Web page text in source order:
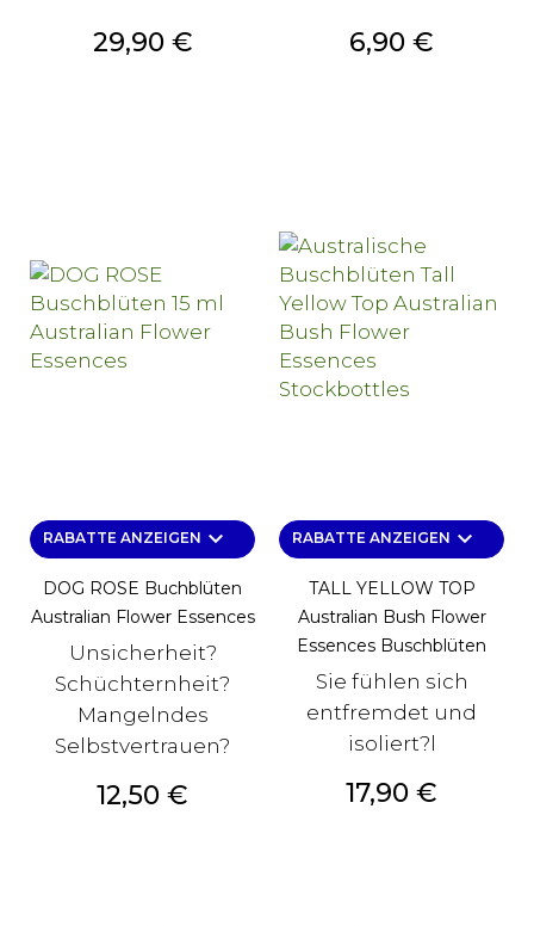
Preis
29,90 € Preis
6,90 €
RABATTE ANZEIGEN keyboard_arrow_down
DOG ROSE Buchblüten
Australian Flower Essences
Unsicherheit?
Schüchternheit?
Mangelndes
Selbstvertrauen?
Preis
12,50 €
RABATTE ANZEIGEN keyboard_arrow_down
TALL YELLOW TOP
Australian Bush Flower
Essences Buschblüten
Sie fühlen sich
entfremdet und
isoliert?l
Preis
17,90 €